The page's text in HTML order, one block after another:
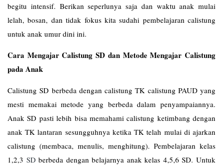
begitu intensif. Berikan seperlunya saja dan waktu anak mulai
lelah, bosan, dan tidak fokus kita sudahi pembelajaran calistung
untuk anak umur dini ini.
Cara Mengajar Calistung SD dan Metode Mengajar Calistung
pada Anak
Calistung SD berbeda dengan calistung TK calistung PAUD yang
mesti memakai metode yang berbeda dalam penyampaiannya.
Anak SD pasti lebih bisa memahami calistung ketimbang dengan
anak TK lantaran sesungguhnya ketika TK telah mulai di ajarkan
calistung (membaca, menulis, menghitung). Pembelajaran kelas
1,2,3 SDberbeda dengan belajarnya anak kelas 4,5,6 SD. Untuk